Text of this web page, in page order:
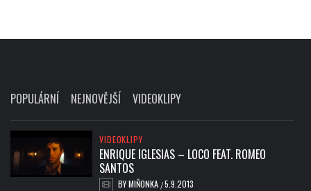
POPULÁRNÍ NEJNOVĚJŠÍ VIDEOKLIPY
VIDEOKLIPY
ENRIQUE IGLESIAS – LOCO FEAT. ROMEO
SANTOS
BYMIŇONKA /5.9.2013